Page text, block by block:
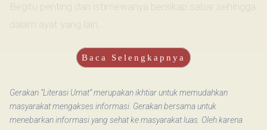
Begitu penting dan istimewanya bersikap sabar sehingga
dalam ayat yang lain,...
Baca Selengkapnya
Gerakan “Literasi Umat” merupakan ikhtiar untuk memudahkan
masyarakat mengakses informasi. Gerakan bersama untuk
menebarkan informasi yang sehat ke masyarakat luas. Oleh karena